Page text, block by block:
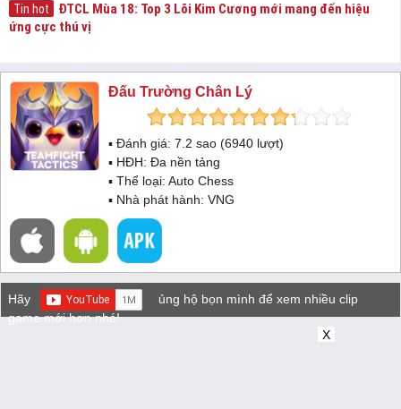
Tin hot
ĐTCL Mùa 18: Top 3 Lõi Kim Cương mới mang đến hiệu
ứng cực thú vị
Đấu Trường Chân Lý
▪ Đánh giá: 7.2 sao (6940 lượt)
▪ HĐH: Đa nền tảng
▪ Thể loại: Auto Chess
▪ Nhà phát hành: VNG
Hãy
ủng hộ bọn mình để xem nhiều clip
game mới hơn nhé!
X